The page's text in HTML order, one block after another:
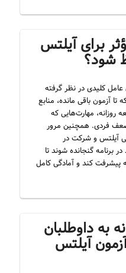
برای آیلتس
شود؟
عامل کلیدی در نظر گرفته
آزمون باقی مانده، منابع
روزانه، مهارت‌هایی که
ضعف فردی. همچنین مرور
آیلتس و شرکت در
برنامه گنجانده شوند تا
پیشرفت کند و آمادگی کامل
به داوطلبان
آیلتس